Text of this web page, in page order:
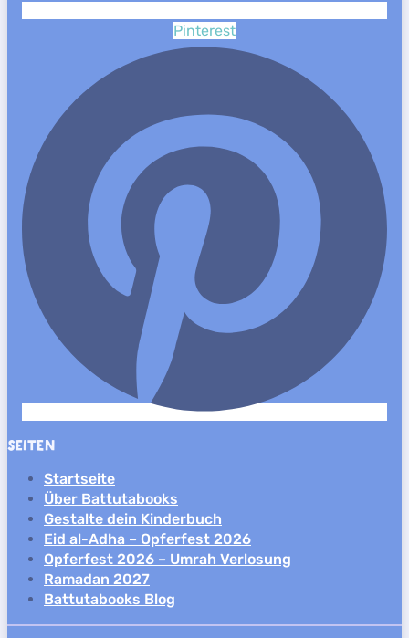
Pinterest
SEITEN
Startseite
Über Battutabooks
Gestalte dein Kinderbuch
Eid al-Adha – Opferfest 2026
Opferfest 2026 – Umrah Verlosung
Ramadan 2027
Battutabooks Blog